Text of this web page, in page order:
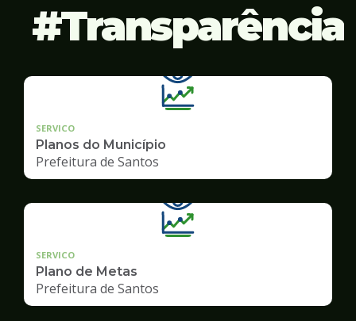
Transparência
SERVICO
Planos do Município
Prefeitura de Santos
SERVICO
Plano de Metas
Prefeitura de Santos